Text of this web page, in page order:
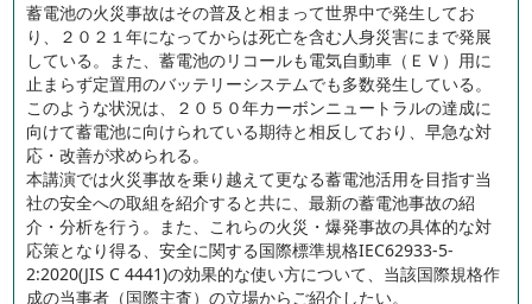
蓄電池の火災事故はその普及と相まって世界中で発生してお
り、２０２１年になってからは死亡を含む人身災害にまで発展
している。また、蓄電池のリコールも電気自動車（ＥＶ）用に
止まらず定置用のバッテリーシステムでも多数発生している。
このような状況は、２０５０年カーボンニュートラルの達成に
向けて蓄電池に向けられている期待と相反しており、早急な対
応・改善が求められる。
本講演では火災事故を乗り越えて更なる蓄電池活用を目指す当
社の安全への取組を紹介すると共に、最新の蓄電池事故の紹
介・分析を行う。また、これらの火災・爆発事故の具体的な対
応策となり得る、安全に関する国際標準規格IEC62933-5-
2:2020(JIS C 4441)の効果的な使い方について、当該国際規格作
成の当事者（国際主査）の立場からご紹介したい。